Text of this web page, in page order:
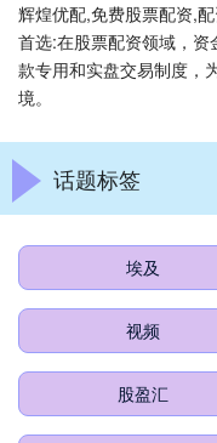
辉煌优配,免费股票配资,
首选:在股票配资领域，
款专用和实盘交易制度，
境。
话题标签
埃及
视频
股盈汇